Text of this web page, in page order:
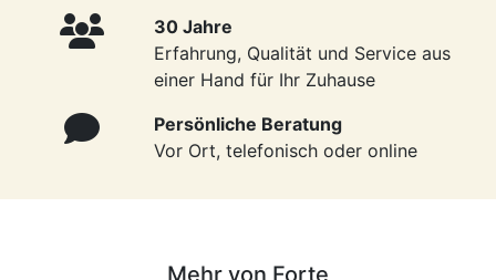
30 Jahre
Erfahrung, Qualität und Service aus
einer Hand für Ihr Zuhause
Persönliche Beratung
Vor Ort, telefonisch oder online
Mehr von Forte